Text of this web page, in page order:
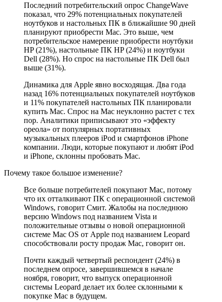
Последний потребительский опрос ChangeWave
показал, что 29% потенциальных покупателей
ноутбуков и настольных ПК в ближайшие 90 дней
планируют приобрести Mac. Это выше, чем
потребительское намерение приобрести ноутбуки
HP (21%), настольные ПК HP (24%) и ноутбуки
Dell (28%). Но спрос на настольные ПК Dell был
выше (31%).
Динамика для Apple явно восходящая. Два года
назад 16% потенциальных покупателей ноутбуков
и 11% покупателей настольных ПК планировали
купить Mac. Спрос на Mac неуклонно растет с тех
пор. Аналитики приписывают это «эффекту
ореола» от популярных портативных
музыкальных плееров iPod и смартфонов iPhone
компании. Люди, которые покупают и любят iPod
и iPhone, склонны пробовать Mac.
Почему такое большое изменение?
Все больше потребителей покупают Mac, потому
что их отталкивают ПК с операционной системой
Windows, говорит Смит. Жалобы на последнюю
версию Windows под названием Vista и
положительные отзывы о новой операционной
системе Mac OS от Apple под названием Leopard
способствовали росту продаж Mac, говорит он.
Почти каждый четвертый респондент (24%) в
последнем опросе, завершившемся в начале
ноября, говорит, что выпуск операционной
системы Leopard делает их более склонными к
покупке Mac в будущем.